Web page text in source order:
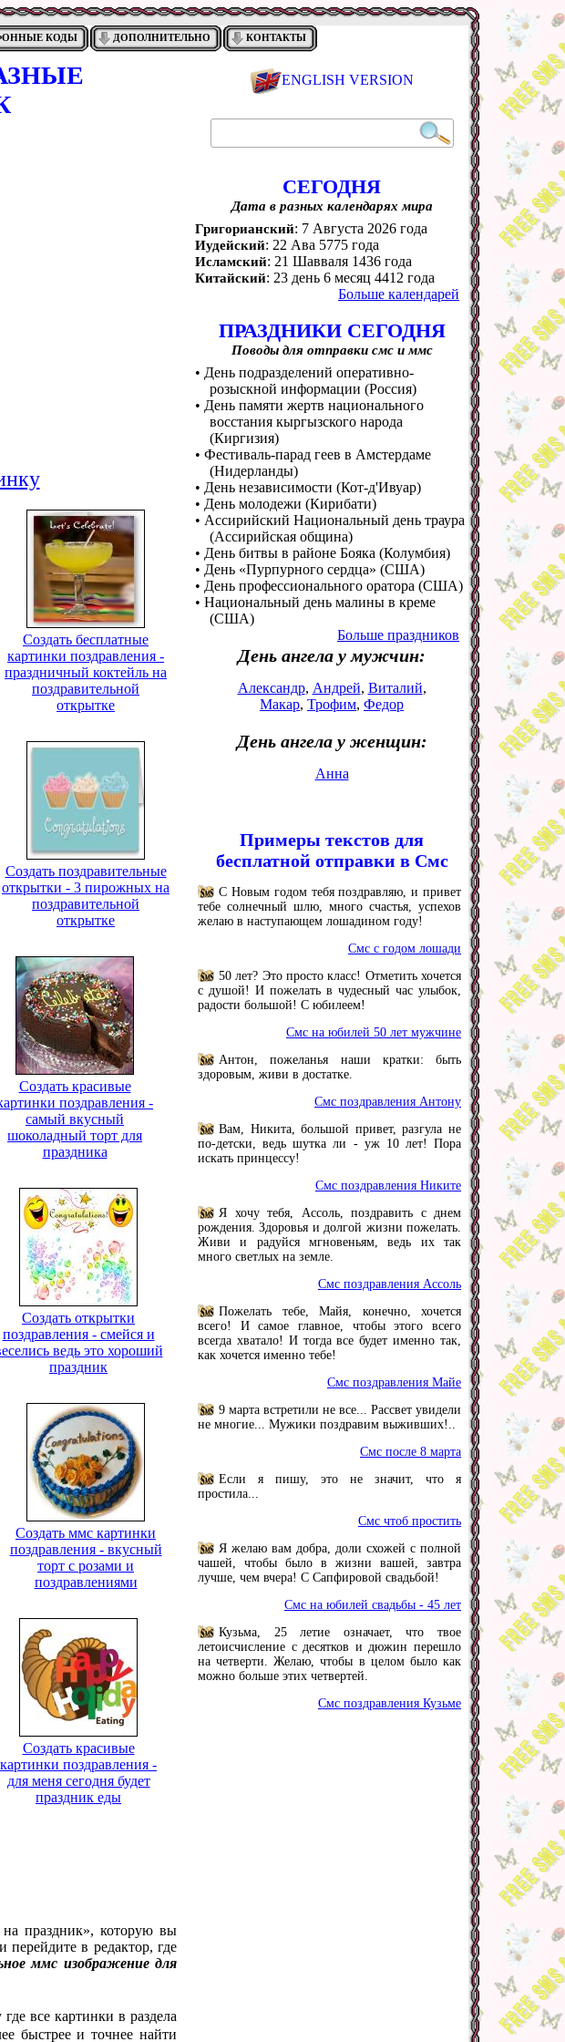
КОДЫ ДОПОЛНИТЕЛЬНО КОНТАКТЫ
Создать бесплатные
картинки поздравления -
праздничный коктейль на
поздравительной
открытке
Создать поздравительные
открытки - 3 пирожных на
поздравительной
открытке
Создать красивые
поздравления -
самый вкусный
шоколадный торт для
праздника
Создать открытки
поздравления - смейся и
ведь это хороший
праздник
Создать ммс картинки
поздравления - вкусный
торт с розами и
поздравлениями
Создать красивые
картинки поздравления -
для меня сегодня будет
праздник еды
на праздник», которую вы
в редактор, где
ммс изображение для
все картинки в раздела
быстрее и точнее найти
ENGLISH VERSION
СЕГОДНЯ
Дата в разных календарях мира
Григорианский: 7 Августа 2026 года
Иудейский: 22 Ава 5775 года
Исламский: 21 Шавваля 1436 года
Китайский: 23 день 6 месяц 4412 года
Больше календарей
ПРАЗДНИКИ СЕГОДНЯ
Поводы для отправки смс и ммс
• День подразделений оперативно-
розыскной информации (Россия)
• День памяти жертв национального
восстания кыргызского народа
(Киргизия)
• Фестиваль-парад геев в Амстердаме
(Нидерланды)
• День независимости (Кот-д'Ивуар)
• День молодежи (Кирибати)
• Ассирийский Национальный день траура
(Ассирийская община)
• День битвы в районе Бояка (Колумбия)
• День «Пурпурного сердца» (США)
• День профессионального оратора (США)
• Национальный день малины в креме
(США)
Больше праздников
День ангела у мужчин:
Александр, Андрей, Виталий,
Макар, Трофим, Федор
День ангела у женщин:
Анна
Примеры текстов для
бесплатной отправки в Смс
С Новым годом тебя поздравляю, и привет
тебе солнечный шлю, много счастья, успехов
желаю в наступающем лошадином году!
Смс с годом лошади
50 лет? Это просто класс! Отметить хочется
с душой! И пожелать в чудесный час улыбок,
радости большой! С юбилеем!
Смс на юбилей 50 лет мужчине
Антон, пожеланья наши кратки: быть
здоровым, живи в достатке.
Смс поздравления Антону
Вам, Никита, большой привет, разгула не
по-детски, ведь шутка ли - уж 10 лет! Пора
искать принцессу!
Смс поздравления Никите
Я хочу тебя, Ассоль, поздравить с днем
рождения. Здоровья и долгой жизни пожелать.
Живи и радуйся мгновеньям, ведь их так
много светлых на земле.
Смс поздравления Ассоль
Пожелать тебе, Майя, конечно, хочется
всего! И самое главное, чтобы этого всего
всегда хватало! И тогда все будет именно так,
как хочется именно тебе!
Смс поздравления Майе
9 марта встретили не все... Рассвет увидели
не многие... Мужики поздравим выживших!..
Смс после 8 марта
Если я пишу, это не значит, что я
простила...
Смс чтоб простить
Я желаю вам добра, доли схожей с полной
чашей, чтобы было в жизни вашей, завтра
лучше, чем вчера! С Сапфировой свадьбой!
Смс на юбилей свадьбы - 45 лет
Кузьма, 25 летие означает, что твое
летоисчисление с десятков и дюжин перешло
на четверти. Желаю, чтобы в целом было как
можно больше этих четвертей.
Смс поздравления Кузьме